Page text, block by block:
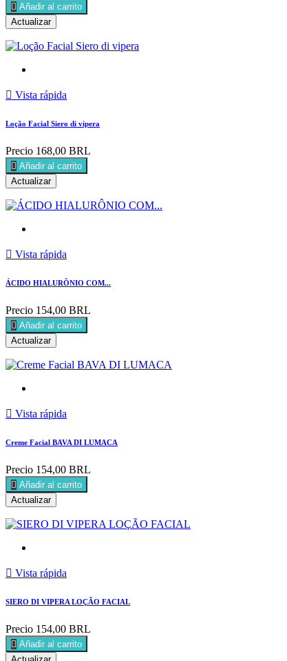
 Añadir al carrito
 Vista rápida
Loção Facial Siero di vipera
Precio 168,00 BRL
 Añadir al carrito
 Vista rápida
ÁCIDO HIALURÔNIO COM...
Precio 154,00 BRL
 Añadir al carrito
 Vista rápida
Creme Facial BAVA DI LUMACA
Precio 154,00 BRL
 Añadir al carrito
 Vista rápida
SIERO DI VIPERA LOÇÃO FACIAL
Precio 154,00 BRL
 Añadir al carrito